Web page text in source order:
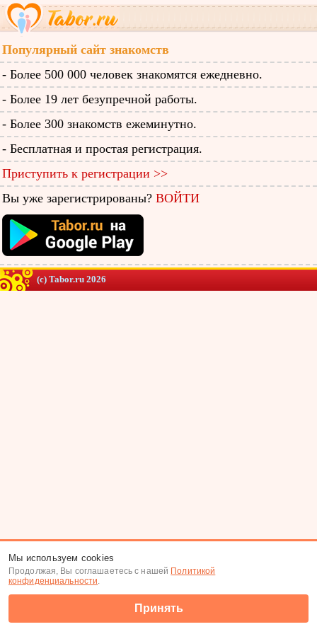
Популярный сайт знакомств
- Более 500 000 человек знакомятся ежедневно.
- Более 19 лет безупречной работы.
- Более 300 знакомств ежеминутно.
- Бесплатная и простая регистрация.
Приступить к регистрации >>
Вы уже зарегистрированы? ВОЙТИ
(c) Tabor.ru 2026
Мы используем cookies
Продолжая, Вы соглашаетесь с нашей Политикой
конфиденциальности.
Принять